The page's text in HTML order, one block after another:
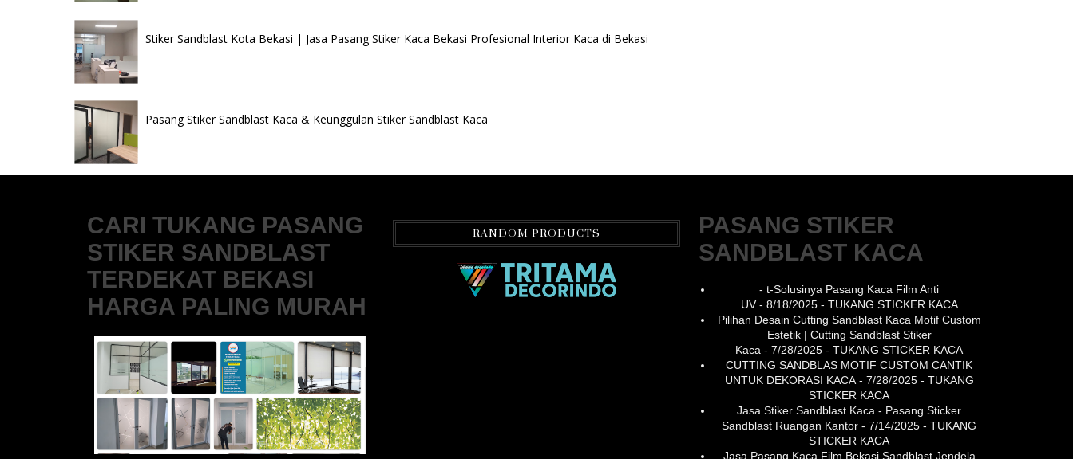
Stiker Sandblast Kota Bekasi | Jasa Pasang Stiker Kaca Bekasi Profesional Interior Kaca di Bekasi
Pasang Stiker Sandblast Kaca & Keunggulan Stiker Sandblast Kaca
CARI TUKANG PASANG
STIKER SANDBLAST
TERDEKAT BEKASI
HARGA PALING MURAH
RANDOM PRODUCTS
PASANG STIKER
SANDBLAST KACA
- t-Solusinya Pasang Kaca Film Anti
UV- 8/18/2025- TUKANG STICKER KACA
Pilihan Desain Cutting Sandblast Kaca Motif Custom
Estetik | Cutting Sandblast Stiker
Kaca - 7/28/2025 - TUKANG STICKER KACA
CUTTING SANDBLAS MOTIF CUSTOM CANTIK
UNTUK DEKORASI KACA- 7/28/2025- TUKANG
STICKER KACA
Jasa Stiker Sandblast Kaca - Pasang Sticker
Sandblast Ruangan Kantor - 7/14/2025 - TUKANG
STICKER KACA
Jasa Pasang Kaca Film Bekasi Sandblast Jendela